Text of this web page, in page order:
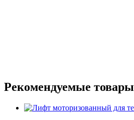
Рекомендуемые товары